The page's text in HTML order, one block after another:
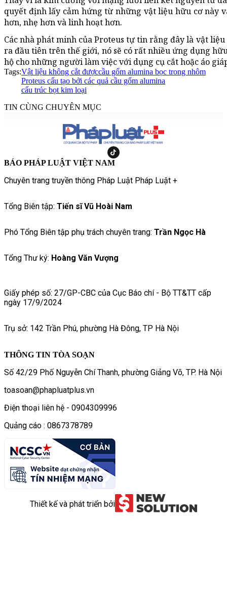
quyết định lấy cảm hứng từ những vật liệu hữu cơ này
hơn, nhẹ hơn và linh hoạt hơn.
Các nhà phát minh của Proteus tự tin rằng đây là vật
ra đầu tiên trên thế giới, nó sẽ có rất nhiều ứng dụng
hộ cho những người làm việc với dụng cụ cắt hoặc áo
Tags:Vật liệu không cắt đượccầu gốm alumina bọc trong nhôm
Proteus cấu tạo bởi các quả cầu gốm alumina
cấu trúc bọt kim loại
TIN CÙNG CHUYÊN MỤC
BÁO PHÁP LUẬT VIỆT NAM
Chuyên trang truyền thông Pháp Luật Pháp Luật +
Tổng Biên tập: Tiến sĩ Vũ Hoài Nam
Phó Tổng Biên tập phụ trách chuyên trang: Trần Ngọc Hà
Tổng Thư ký: Hoàng Văn Vượng
Giấy phép số: 27/GP-CBC của Cục Báo chí - Bộ TT&TT cấp
ngày 17/9/2024
Trụ sở: 142 Trần Phú, phường Hà Đông, TP Hà Nội
THÔNG TIN TÒA SOẠN
Số 42/29 Phố Nguyễn Chí Thanh, phường Giảng Võ, TP. Hà Nội
toasoan@phapluatplus.vn
Điện thoại liên hệ - 0904309996
Quảng cáo : 0867378789
Thiết kế và phát triển bởi